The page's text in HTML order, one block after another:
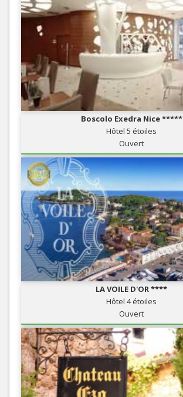
Boscolo Exedra Nice *****
Hôtel 5 étoiles
Ouvert
LA VOILE D'OR ****
Hôtel 4 étoiles
Ouvert